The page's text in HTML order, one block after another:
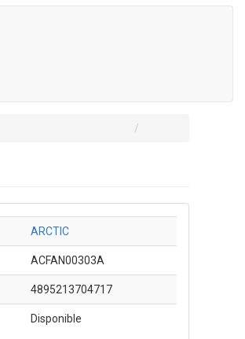
ARCTIC
ACFAN00303A
4895213704717
Disponible